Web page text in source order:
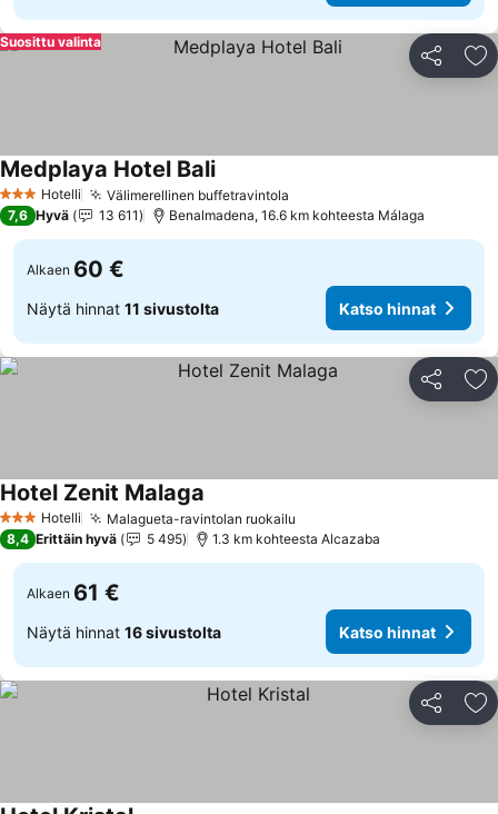
Jaa
Suosittu valinta
3 Tähtiluokitus
Hotelli Välimerellinen buffetravintola
Medplaya Hotel BaliKatso hinnat
7,6 Hyvä 13 611 Benalmadena, 16.6 km kohteesta Málaga
Alkaen 60 €
Näytä hinnat 11 sivustolta Katso hinnat
Jaa
3 Tähtiluokitus
Hotelli Malagueta-ravintolan ruokailu
Hotel Zenit Malaga
8,4 Erittäin hyvä 5 495 1.3 km kohteesta Alcazaba
Alkaen 61 €
Näytä hinnat 16 sivustolta Katso hinnat
Jaa